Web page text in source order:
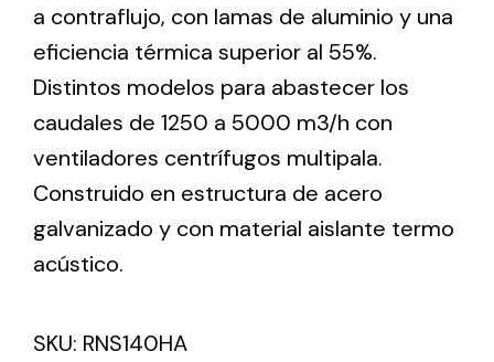
Ventilation
The incorporation of Novovent into the group
meant a greater offer of ventilation products for
different uses
a contraflujo, con lamas de aluminio y una
eficiencia térmica superior al 55%.
Distintos modelos para abastecer los
caudales de 1250 a 5000 m3/h con
ventiladores centrífugos multipala.
Construido en estructura de acero
galvanizado y con material aislante termo
acústico.
SKU: RNS140HA